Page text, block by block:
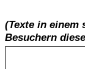
(Texte in einem
Besuchern